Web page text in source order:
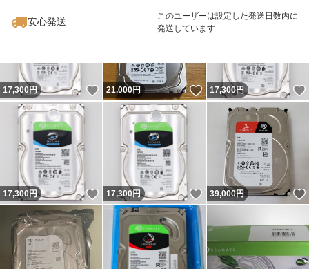
安心発送
このユーザーは設定した発送日数内に
発送しています
17,300円 いいね！
21,000円 いいね！
17,300円
17,300円 いいね！
17,300円 いいね！
39,000円